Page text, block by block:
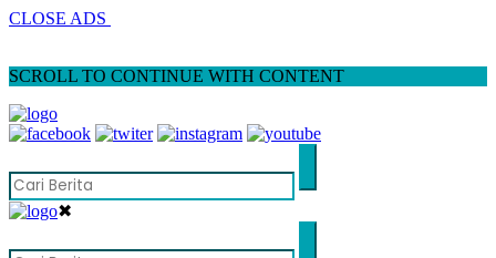
CLOSE ADS
SCROLL TO CONTINUE WITH CONTENT
✖